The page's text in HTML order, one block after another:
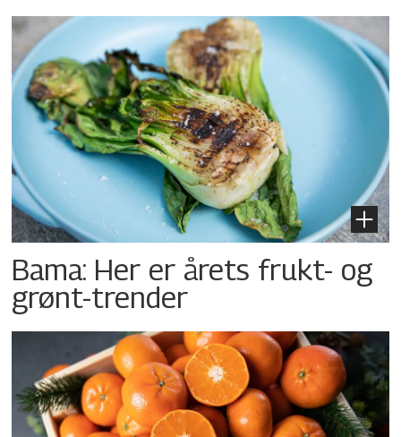
Bama: Her er årets frukt- og
grønt-trender